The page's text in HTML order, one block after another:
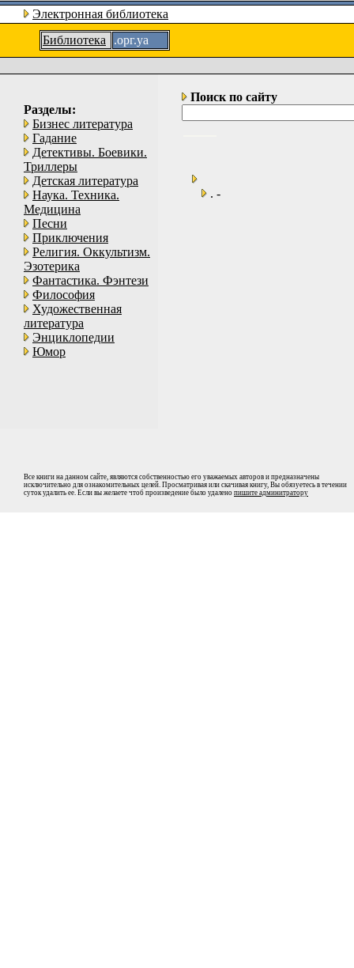
Электронная библиотека
Библиотека
.орг.уа
Разделы:
Бизнес литература
Гадание
Детективы. Боевики.
Триллеры
Детская литература
Наука. Техника.
Медицина
Песни
Приключения
Религия. Оккультизм.
Эзотерика
Фантастика. Фэнтези
Философия
Художественная
литература
Энциклопедии
Юмор
Поиск по сайту
. -
Все книги на данном сайте, являются собственностью его уважаемых авторов и предназначены
исключительно для ознакомительных целей. Просматривая или скачивая книгу, Вы обязуетесь в течении
суток удалить ее. Если вы желаете чтоб произведение было удалено пишите админитратору